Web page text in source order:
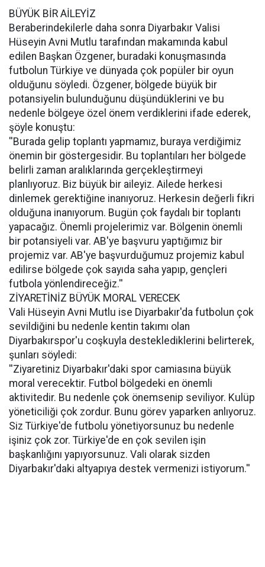
BÜYÜK BİR AİLEYİZ
Beraberindekilerle daha sonra Diyarbakır Valisi
Hüseyin Avni Mutlu tarafından makamında kabul
edilen Başkan Özgener, buradaki konuşmasında
futbolun Türkiye ve dünyada çok popüler bir oyun
olduğunu söyledi. Özgener, bölgede büyük bir
potansiyelin bulunduğunu düşündüklerini ve bu
nedenle bölgeye özel önem verdiklerini ifade ederek,
şöyle konuştu:
''Burada gelip toplantı yapmamız, buraya verdiğimiz
önemin bir göstergesidir. Bu toplantıları her bölgede
belirli zaman aralıklarında gerçekleştirmeyi
planlıyoruz. Biz büyük bir aileyiz. Ailede herkesi
dinlemek gerektiğine inanıyoruz. Herkesin değerli fikri
olduğuna inanıyorum. Bugün çok faydalı bir toplantı
yapacağız. Önemli projelerimiz var. Bölgenin önemli
bir potansiyeli var. AB'ye başvuru yaptığımız bir
projemiz var. AB'ye başvurduğumuz projemiz kabul
edilirse bölgede çok sayıda saha yapıp, gençleri
futbola yönlendireceğiz.''
ZİYARETİNİZ BÜYÜK MORAL VERECEK
Vali Hüseyin Avni Mutlu ise Diyarbakır'da futbolun çok
sevildiğini bu nedenle kentin takımı olan
Diyarbakırspor'u coşkuyla desteklediklerini belirterek,
şunları söyledi:
''Ziyaretiniz Diyarbakır'daki spor camiasına büyük
moral verecektir. Futbol bölgedeki en önemli
aktivitedir. Bu nedenle çok önemsenip seviliyor. Kulüp
yöneticiliği çok zordur. Bunu görev yaparken anlıyoruz.
Siz Türkiye'de futbolu yönetiyorsunuz bu nedenle
işiniz çok zor. Türkiye'de en çok sevilen işin
başkanlığını yapıyorsunuz. Vali olarak sizden
Diyarbakır'daki altyapıya destek vermenizi istiyorum.''